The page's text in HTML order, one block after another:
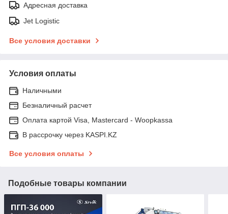
Адресная доставка
Jet Logistic
Все условия доставки
Условия оплаты
Наличными
Безналичный расчет
Оплата картой Visa, Mastercard - Woopkassa
В рассрочку через KASPI.KZ
Все условия оплаты
Подобные товары компании